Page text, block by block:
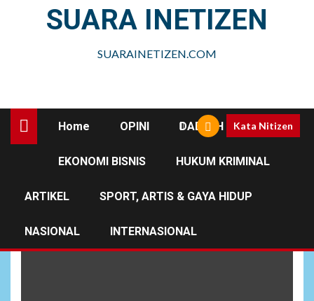
SUARA INETIZEN
SUARAINETIZEN.COM
Home OPINI DAERAH
EKONOMI BISNIS HUKUM KRIMINAL
ARTIKEL SPORT, ARTIS & GAYA HIDUP
NASIONAL INTERNASIONAL
Kata Nitizen